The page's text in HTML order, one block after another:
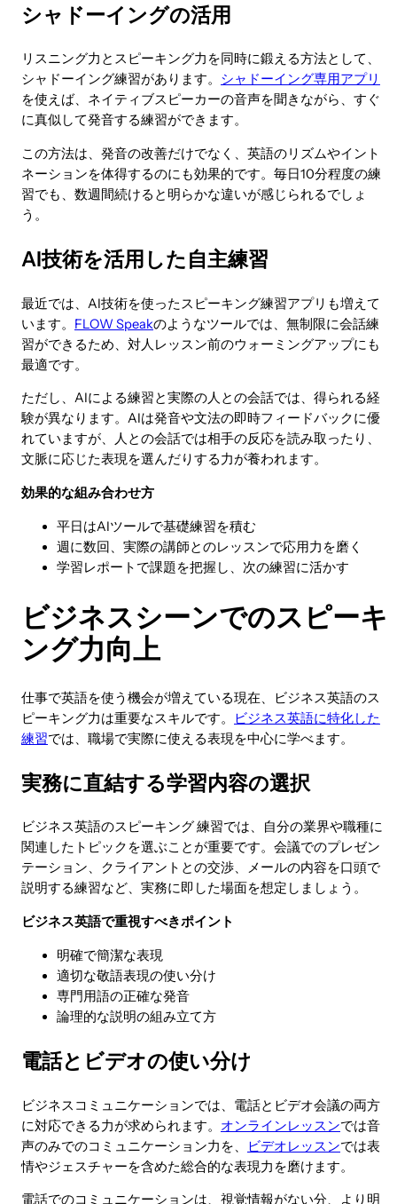
シャドーイングの活用
リスニング力とスピーキング力を同時に鍛える方法として、
シャドーイング練習があります。 シャドーイング専用アプリ
を使えば、ネイティブスピーカーの音声を聞きながら、すぐ
に真似して発音する練習ができます。
この方法は、発音の改善だけでなく、英語のリズムやイント
ネーションを体得するのにも効果的です。毎日10分程度の練
習でも、数週間続けると明らかな違いが感じられるでしょ
う。
AI技術を活用した自主練習
最近では、AI技術を使ったスピーキング練習アプリも増えて
います。 FLOW Speakのようなツールでは、無制限に会話練
習ができるため、対人レッスン前のウォーミングアップにも
最適です。
ただし、AIによる練習と実際の人との会話では、得られる経
験が異なります。AIは発音や文法の即時フィードバックに優
れていますが、人との会話では相手の反応を読み取ったり、
文脈に応じた表現を選んだりする力が養われます。
効果的な組み合わせ方
平日はAIツールで基礎練習を積む
週に数回、実際の講師とのレッスンで応用力を磨く
学習レポートで課題を把握し、次の練習に活かす
ビジネスシーンでのスピーキ
ング力向上
仕事で英語を使う機会が増えている現在、ビジネス英語のス
ピーキング力は重要なスキルです。
ビジネス英語に特化した
練習では、職場で実際に使える表現を中心に学べます。
実務に直結する学習内容の選択
ビジネス英語のスピーキング 練習では、自分の業界や職種に
関連したトピックを選ぶことが重要です。会議でのプレゼン
テーション、クライアントとの交渉、メールの内容を口頭で
説明する練習など、実務に即した場面を想定しましょう。
ビジネス英語で重視すべきポイント
明確で簡潔な表現
適切な敬語表現の使い分け
専門用語の正確な発音
論理的な説明の組み立て方
電話とビデオの使い分け
ビジネスコミュニケーションでは、電話とビデオ会議の両方
に対応できる力が求められます。 オンラインレッスンでは音
声のみでのコミュニケーション力を、
ビデオレッスンでは表
情やジェスチャーを含めた総合的な表現力を磨けます。
電話でのコミュニケーションは、視覚情報がない分、より明